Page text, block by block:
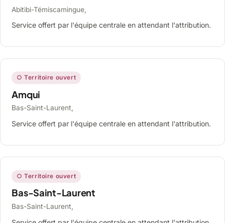
Abitibi-Témiscamingue,
Service offert par l'équipe centrale en attendant l'attribution.
○ Territoire ouvert
Amqui
Bas-Saint-Laurent,
Service offert par l'équipe centrale en attendant l'attribution.
○ Territoire ouvert
Bas-Saint-Laurent
Bas-Saint-Laurent,